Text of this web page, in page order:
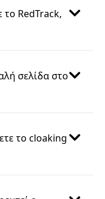
RedTrack,
σελίδα στο
το cloaking